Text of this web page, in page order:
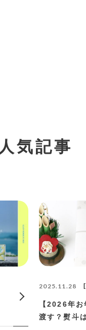
気記事
2025.11.28
【2026年
渡す？熨斗